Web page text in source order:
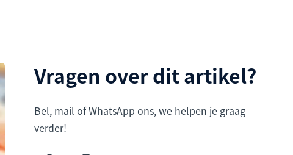
Vragen over dit artikel?
Bel, mail of WhatsApp ons, we helpen je graag
verder!